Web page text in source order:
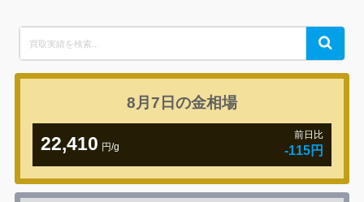
for:
Search
8月7日の金相場
22,410 円/g
前日比
-115円